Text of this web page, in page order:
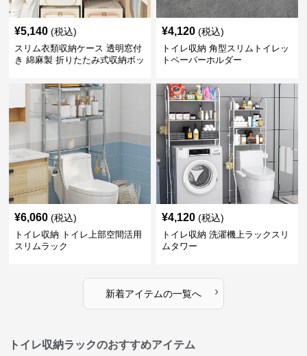
¥5,140 (税込)
スリム衣類収納ケース 透明窓付
き 綿麻製 折りたたみ式収納ボッ
¥4,120 (税込)
トイレ収納 角型スリムトイレッ
トペーパーホルダー
¥6,060 (税込)
トイレ収納 トイレ上部空間活用
スリムラック
¥4,120 (税込)
トイレ収納 洗濯機上ラックスリ
ムタワー
新着アイテムの一覧へ ›
トイレ収納ラックのおすすめアイテム